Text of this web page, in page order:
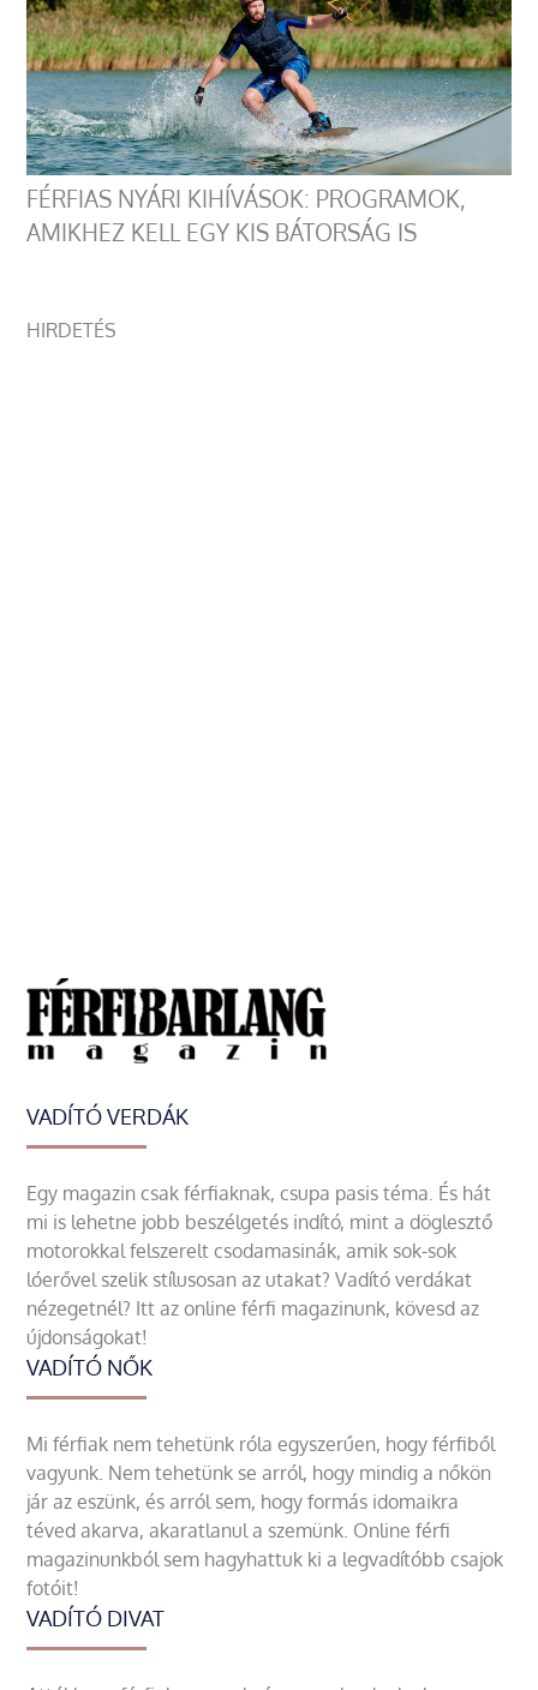
FÉRFIAS NYÁRI KIHÍVÁSOK: PROGRAMOK,
AMIKHEZ KELL EGY KIS BÁTORSÁG IS
HIRDETÉS
VADÍTÓ VERDÁK
Egy magazin csak férfiaknak, csupa pasis téma. És hát
mi is lehetne jobb beszélgetés indító, mint a döglesztő
motorokkal felszerelt csodamasinák, amik sok-sok
lóerővel szelik stílusosan az utakat? Vadító verdákat
nézegetnél? Itt az online férfi magazinunk, kövesd az
újdonságokat!
VADÍTÓ NŐK
Mi férfiak nem tehetünk róla egyszerűen, hogy férfiből
vagyunk. Nem tehetünk se arról, hogy mindig a nőkön
jár az eszünk, és arról sem, hogy formás idomaikra
téved akarva, akaratlanul a szemünk. Online férfi
magazinunkból sem hagyhattuk ki a legvadítóbb csajok
fotóit!
VADÍTÓ DIVAT